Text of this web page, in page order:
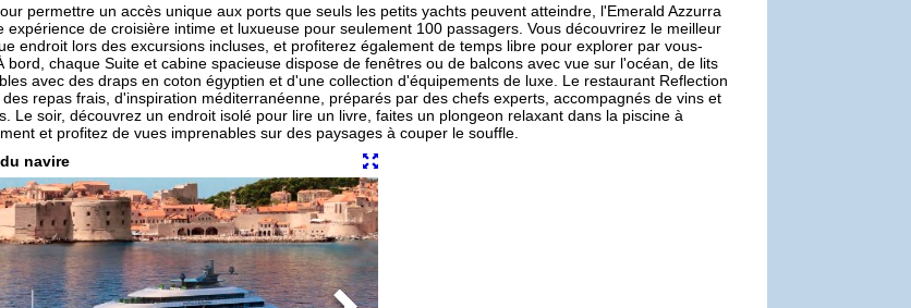
permettre un accès unique aux ports que seuls les petits yachts peuvent atteindre, l'Emerald Azzurra
expérience de croisière intime et luxueuse pour seulement 100 passagers. Vous découvrirez le meilleur
endroit lors des excursions incluses, et profiterez également de temps libre pour explorer par vous-
bord, chaque Suite et cabine spacieuse dispose de fenêtres ou de balcons avec vue sur l'océan, de lits
avec des draps en coton égyptien et d'une collection d'équipements de luxe. Le restaurant Reflection
des repas frais, d'inspiration méditerranéenne, préparés par des chefs experts, accompagnés de vins et
Le soir, découvrez un endroit isolé pour lire un livre, faites un plongeon relaxant dans la piscine à
et profitez de vues imprenables sur des paysages à couper le souffle.
navire